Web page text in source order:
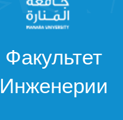
Факультет
Инженерии